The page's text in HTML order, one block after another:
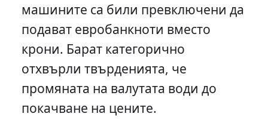
машините са били превключени да
подават евробанкноти вместо
крони. Барат категорично
отхвърли твърденията, че
промяната на валутата води до
покачване на цените.